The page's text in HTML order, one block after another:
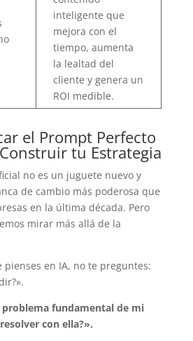
inteligente que
mejora con el
tiempo, aumenta
la lealtad del
cliente y genera un
ROI medible.
el Prompt Perfecto
tu Estrategia
no es un juguete nuevo y
de cambio más poderosa que
en la última década. Pero
mirar más allá de la
pienses en IA, no te preguntes:
problema fundamental de mi
con ella?».